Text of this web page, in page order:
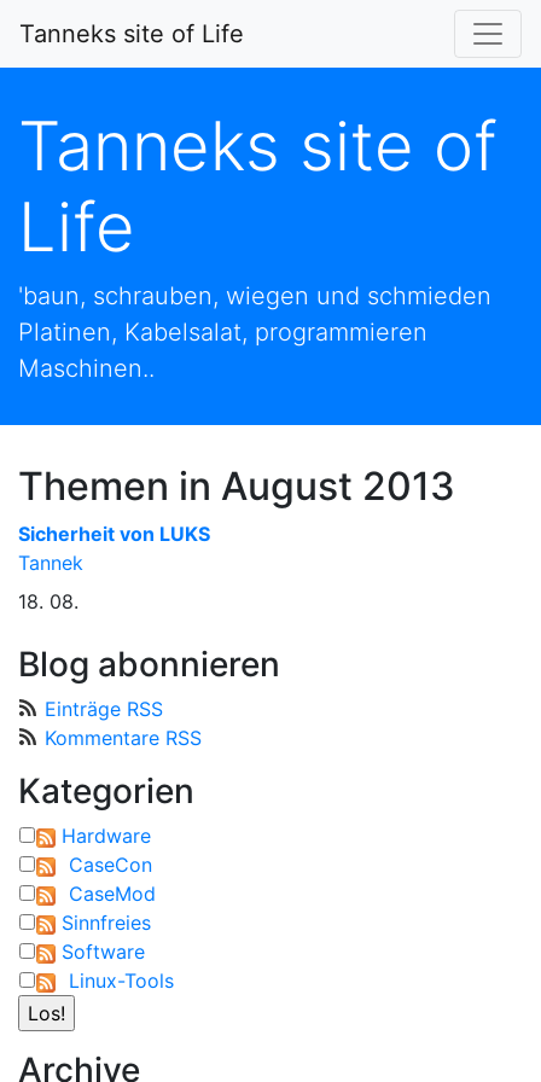
Tanneks site of Life
Tanneks site of
Life
'baun, schrauben, wiegen und schmieden
Platinen, Kabelsalat, programmieren
Maschinen..
Themen in August 2013
Sicherheit von LUKS
Tannek
18. 08.
Blog abonnieren
Einträge RSS
Kommentare RSS
Kategorien
Hardware
CaseCon
CaseMod
Sinnfreies
Software
Linux-Tools
Archive